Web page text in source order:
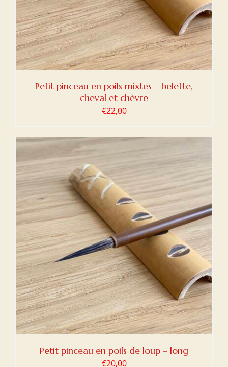
Petit pinceau en poils mixtes – belette,
cheval et chèvre
€22,00
Petit pinceau en poils de loup – long
€20,00